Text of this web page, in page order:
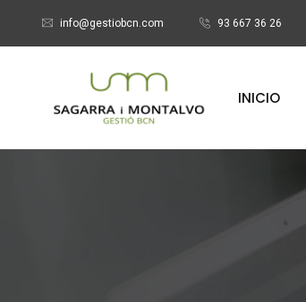
info@gestiobcn.com 93 667 36 26
INICIO